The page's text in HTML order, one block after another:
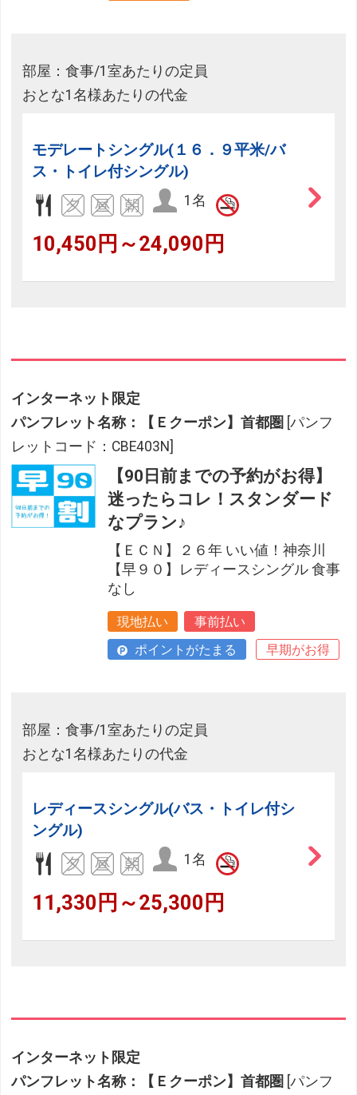
部屋：食事/1室あたりの定員
おとな1名様あたりの代金
モデレートシングル(１６．９平米/バ
ス・トイレ付シングル)
1名
10,450円～24,090円
インターネット限定
パンフレット名称：【Ｅクーポン】首都圏 [パンフ
レットコード：CBE403N]
【90日前までの予約がお得】
迷ったらコレ！スタンダード
なプラン♪
【ＥＣＮ】２６年 いい値！神奈川
【早９０】レディースシングル 食事
なし
現地払い
事前払い
ポイントがたまる
早期がお得
部屋：食事/1室あたりの定員
おとな1名様あたりの代金
レディースシングル(バス・トイレ付シ
ングル)
1名
11,330円～25,300円
インターネット限定
パンフレット名称：【Ｅクーポン】首都圏 [パンフ